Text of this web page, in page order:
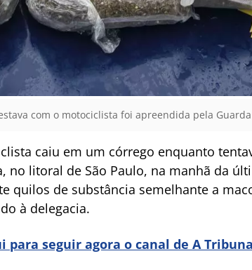
com o motociclista foi apreendida pela
caiu em um córrego enquanto
no litoral de São Paulo, na manhã da
quilos de substância semelhante a
à delegacia.
para seguir agora o canal de A